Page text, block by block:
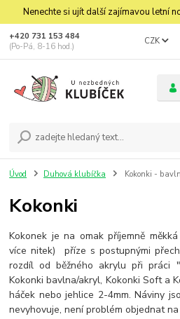
Nenechte si ujít další zajímavou letní
CZK
+420 731 153 484
(Po-Pá, 8-16 hod.)
Úvod Duhová klubíčka Kokonki -
Kokonki
Kokonek je na omak příjemně
více nitek) příze s postupnými
rozdíl od běžného akrylu při práci
Kokonki bavlna/akryl, Kokonki Soft a
háček nebo jehlice 2-4mm. Náviny
nevyhovuje, není problém objednat